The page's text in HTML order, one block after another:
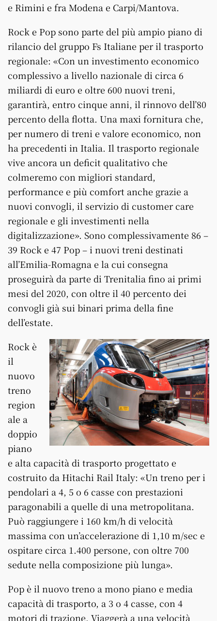
e Rimini e fra Modena e Carpi/Mantova.
Rock e Pop sono parte del più ampio piano di
rilancio del gruppo Fs Italiane per il trasporto
regionale: «Con un investimento economico
complessivo a livello nazionale di circa 6
miliardi di euro e oltre 600 nuovi treni,
garantirà, entro cinque anni, il rinnovo dell’80
percento della flotta. Una maxi fornitura che,
per numero di treni e valore economico, non
ha precedenti in Italia. Il trasporto regionale
vive ancora un deficit qualitativo che
colmeremo con migliori standard,
performance e più comfort anche grazie a
nuovi convogli, il servizio di customer care
regionale e gli investimenti nella
digitalizzazione». Sono complessivamente 86 –
39 Rock e 47 Pop – i nuovi treni destinati
all’Emilia-Romagna e la cui consegna
proseguirà da parte di Trenitalia fino ai primi
mesi del 2020, con oltre il 40 percento dei
convogli già sui binari prima della fine
dell’estate.
Rock è
il
nuovo
treno
region
ale a
doppio
piano
e alta capacità di trasporto progettato e
costruito da Hitachi Rail Italy: «Un treno per i
pendolari a 4, 5 o 6 casse con prestazioni
paragonabili a quelle di una metropolitana.
Può raggiungere i 160 km/h di velocità
massima con un’accelerazione di 1,10 m/sec e
ospitare circa 1.400 persone, con oltre 700
sedute nella composizione più lunga».
Pop è il nuovo treno a mono piano e media
capacità di trasporto, a 3 o 4 casse, con 4
motori di trazione. Viaggerà a una velocità